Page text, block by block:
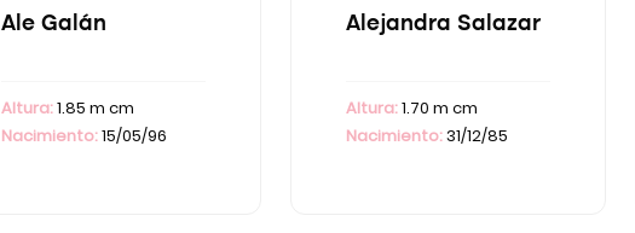
Ale Galán
Altura:1.85 m cm
Nacimiento:15/05/96
Alejandra Salazar
Altura:1.70 m cm
Nacimiento:31/12/85